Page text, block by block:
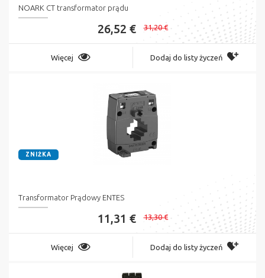
NOARK CT transformator prądu
26,52 € 31,20 €
Więcej Dodaj do listy życzeń
ZNIŻKA
Transformator Prądowy ENTES
11,31 € 13,30 €
Więcej Dodaj do listy życzeń